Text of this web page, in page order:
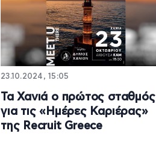
23.10.2024, 15:05
Τα Χανιά ο πρώτος σταθμός
για τις «Ημέρες Καριέρας»
της Recruit Greece